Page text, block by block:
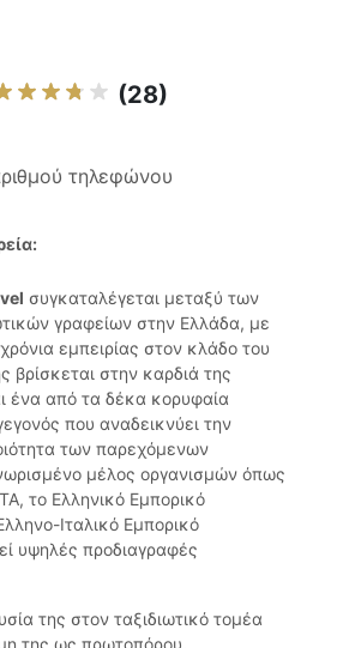
(28)
τηλεφώνου
συγκαταλέγεται μεταξύ των
γραφείων στην Ελλάδα, με
εμπειρίας στον κλάδο του
βρίσκεται στην καρδιά της
ένα από τα δέκα κορυφαία
που αναδεικνύει την
των παρεχόμενων
μέλος οργανισμών όπως
το Ελληνικό Εμπορικό
Ιταλικό Εμπορικό
υψηλές προδιαγραφές
της στον ταξιδιωτικό τομέα
της ως πρωτοπόρου,